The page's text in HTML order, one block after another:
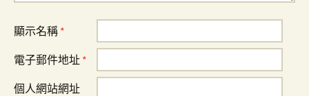
顯示名稱 *
電子郵件地址 *
個人網站網址